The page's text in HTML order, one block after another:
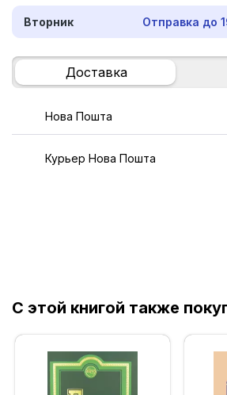
Вторник Отправка до
Доставка
Нова Пошта
Курьер Нова Пошта
С этой книгой также